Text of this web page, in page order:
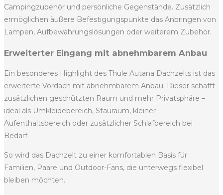
Campingzubehör und persönliche Gegenstände. Zusätzlich
ermöglichen äußere Befestigungspunkte das Anbringen von
Lampen, Aufbewahrungslösungen oder weiterem Zubehör.
Erweiterter Eingang mit abnehmbarem Anbau
Ein besonderes Highlight des Thule Autana Dachzelts ist das
erweiterte Vordach mit abnehmbarem Anbau. Dieser schafft
zusätzlichen geschützten Raum und mehr Privatsphäre –
ideal als Umkleidebereich, Stauraum, kleiner
Aufenthaltsbereich oder zusätzlicher Schlafbereich bei
Bedarf.
So wird das Dachzelt zu einer komfortablen Basis für
Familien, Paare und Outdoor-Fans, die unterwegs flexibel
bleiben möchten.